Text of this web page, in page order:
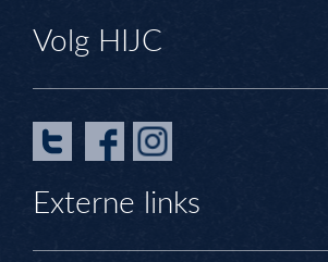
Volg HIJC
Externe links